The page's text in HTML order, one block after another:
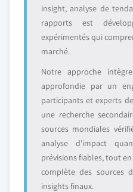
insight, analyse de
rapports est
expérimentés qui
marché.
Notre approche
approfondie par un
participants et experts
une recherche
sources mondiales
analyse d'impact
prévisions fiables, tout
complète des sources
insights finaux.